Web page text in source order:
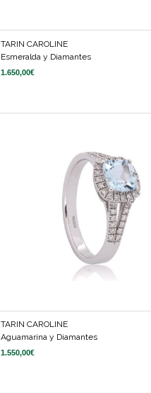
TARIN CAROLINE
Esmeralda y Diamantes
1.650,00€
TARIN CAROLINE
Aguamarina y Diamantes
1.550,00€